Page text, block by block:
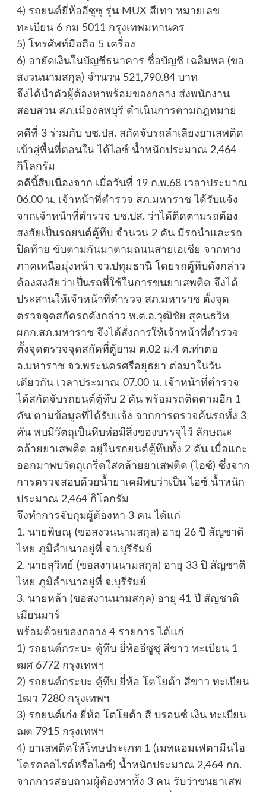
4) รถยนต์ยี่ห้ออีซูซุ รุ่น MUX สีเทา หมายเลข
ทะเบียน 6 กม 5011 กรุงเทพมหานคร
5) โทรศัพท์มือถือ 5 เครื่อง
6) อายัดเงินในบัญชีธนาคาร ชื่อบัญชี เฉลิมพล (ขอ
สงวนนามสกุล) จำนวน 521,790.84 บาท
จึงได้นำตัวผู้ต้องหาพร้อมของกลาง ส่งพนักงาน
สอบสวน สภ.เมืองลพบุรี ดำเนินการตามกฎหมาย
คดีที่ 3 ร่วมกับ บช.ปส. สกัดจับรถลำเลียงยาเสพติด
เข้าสู่พื้นที่ตอนใน ได้ไอซ์ น้ำหนักประมาณ 2,464
กิโลกรัม
คดีนี้สืบเนื่องจาก เมื่อวันที่ 19 ก.พ.68 เวลาประมาณ
06.00 น. เจ้าหน้าที่ตำรวจ สภ.มหาราช ได้รับแจ้ง
จากเจ้าหน้าที่ตำรวจ บช.ปส. ว่าได้ติดตามรถต้อง
สงสัยเป็นรถยนต์ตู้ทึบ จำนวน 2 คัน มีรถนำและรถ
ปิดท้าย ขับตามกันมาตามถนนสายเอเชีย จากทาง
ภาคเหนือมุ่งหน้า จว.ปทุมธานี โดยรถตู้ทึบดังกล่าว
ต้องสงสัยว่าเป็นรถที่ใช้ในการขนยาเสพติด จึงได้
ประสานให้เจ้าหน้าที่ตำรวจ สภ.มหาราช ตั้งจุด
ตรวจจุดสกัดรถดังกล่าว พ.ต.อ.วุฒิชัย สุคนธวิท
ผกก.สภ.มหาราช จึงได้สั่งการให้เจ้าหน้าที่ตำรวจ
ตั้งจุดตรวจจุดสกัดที่ตู้ยาม ต.02 ม.4 ต.ท่าตอ
อ.มหาราช จว.พระนครศรีอยุธยา ต่อมาในวัน
เดียวกัน เวลาประมาณ 07.00 น. เจ้าหน้าที่ตำรวจ
ได้สกัดจับรถยนต์ตู้ทึบ 2 คัน พร้อมรถติดตามอีก 1
คัน ตามข้อมูลที่ได้รับแจ้ง จากการตรวจค้นรถทั้ง 3
คัน พบมีวัตถุเป็นหีบห่อมีสิ่งของบรรจุไว้ ลักษณะ
คล้ายยาเสพติด อยู่ในรถยนต์ตู้ทึบทั้ง 2 คัน เมื่อแกะ
ออกมาพบวัตถุเกร็ดใสคล้ายยาเสพติด (ไอซ์) ซึ่งจาก
การตรวจสอบด้วยน้ำยาเคมีพบว่าเป็น ไอซ์ น้ำหนัก
ประมาณ 2,464 กิโลกรัม
จึงทำการจับกุมผู้ต้องหา 3 คน ได้แก่
1. นายพิษณุ (ขอสงวนนามสกุล) อายุ 26 ปี สัญชาติ
ไทย ภูมิลำเนาอยู่ที่ จว.บุรีรัมย์
2. นายสุวิทย์ (ขอสงานนามสกุล) อายุ 33 ปี สัญชาติ
ไทย ภูมิลำเนาอยู่ที่ จ.บุรีรัมย์
3. นายหล้า (ขอสงานนามสกุล) อายุ 41 ปี สัญชาติ
เมียนมาร์
พร้อมด้วยของกลาง 4 รายการ ได้แก่
1) รถยนต์กระบะ ตู้ทึบ ยี่ห้ออีซูซุ สีขาว ทะเบียน 1
ฒศ 6772 กรุงเทพฯ
2) รถยนต์กระบะ ตู้ทึบ ยี่ห้อ โตโยต้า สีขาว ทะเบียน
1ฒว 7280 กรุงเทพฯ
3) รถยนต์เก๋ง ยี่ห้อ โตโยต้า สี บรอนซ์ เงิน ทะเบียน
ฌต 7915 กรุงเทพฯ
4) ยาเสพติดให้โทษประเภท 1 (เมทแอมเฟตามีนไฮ
โดรคลอไรด์หรือไอซ์) น้ำหนักประมาณ 2,464 กก.
จากการสอบถามผู้ต้องหาทั้ง 3 คน รับว่าขนยาเสพ